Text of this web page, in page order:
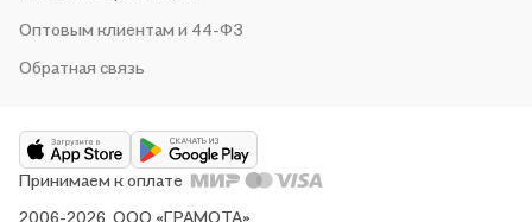
Оптовым клиентам и 44-ФЗ
Обратная связь
2006-2026, ООО «ГРАМОТА»
Принимаем к оплате